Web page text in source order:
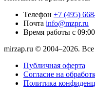
Телефон +7 (495)
Почта info@mzpr.ru
Время работы с
mirzap.ru © 2004–2026.
Публичная оферта
Согласие на
Политика